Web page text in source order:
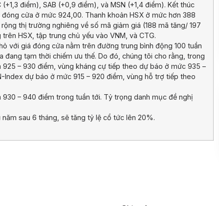
điểm), SAB (+0,9 điểm), và MSN (+1,4 điểm). Kết thúc
cửa ở mức 924,00. Thanh khoản HSX ở mức hơn 388
thị trường nghiêng về số mã giảm giá (188 mã tăng/ 197
HSX, tập trung chủ yếu vào VNM, và CTG.
với giá đóng cửa nằm trên đường trung bình động 100 tuần
đang tạm thời chiếm ưu thế. Do đó, chúng tôi cho rằng, trong
– 930 điểm, vùng kháng cự tiếp theo dự báo ở mức 935 –
dự báo ở mức 915 – 920 điểm, vùng hỗ trợ tiếp theo
– 940 điểm trong tuần tới. Tỷ trọng danh mục đề nghị
sau 6 tháng, sẽ tăng tỷ lệ cổ tức lên 20%.